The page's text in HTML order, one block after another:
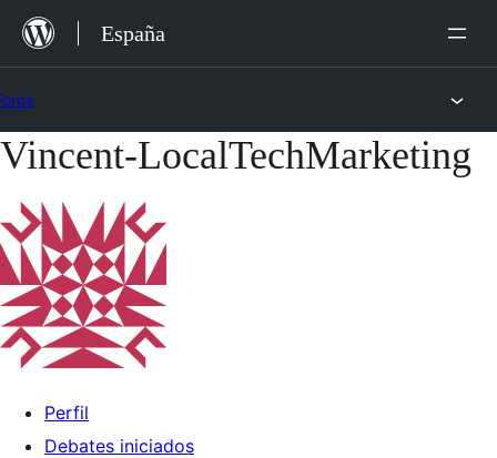
Saltar
España
Saltar
contenido
Vincent-LocalTechMarketing
Perfil
Debates iniciados